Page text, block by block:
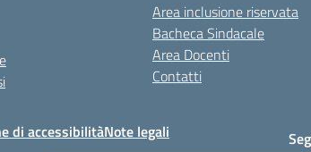
Area inclusione riservata
Bacheca Sindacale
Area Docenti
Contatti
di accessibilitàNote legali